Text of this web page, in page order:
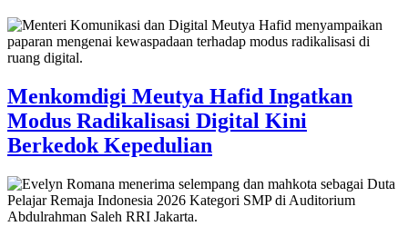
Menkomdigi Meutya Hafid Ingatkan
Modus Radikalisasi Digital Kini
Berkedok Kepedulian